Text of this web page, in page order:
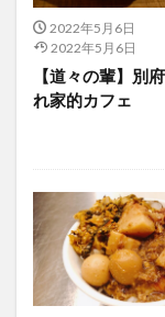
2022年5月6日
2022年5月6日
【道々の輩】別
れ家的カフェ
絵本
芋
花
衆議院選挙
鉄道ジオラマ
開店閉店まとめ
音楽
飛行